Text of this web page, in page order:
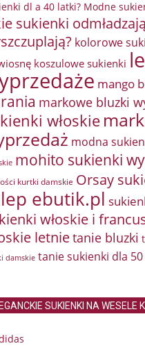
dl a 40 latki? Modne
sukienki
kolorowe
koszulowe sukienki
mango
markowe bluzki
włoskie
modna
mohito sukienki
kurtki damskie Orsay
ebutik.pl
włoskie i
letnietanie bluzki
damskie tanie sukienki dla
SUKIENKI NA WESELE